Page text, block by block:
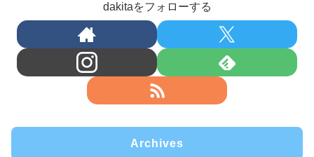
dakitaをフォローする
Archives